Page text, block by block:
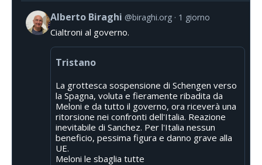
Alberto Biraghi @biraghi.org 1 giorno
Cialtroni al governo.
Tristano
La grottesca sospensione di Schengen verso
la Spagna, voluta e fieramente ribadita da
Meloni e da tutto il governo, ora riceverà una
ritorsione nei confronti dell'Italia. Reazione
inevitabile di Sanchez. Per l'Italia nessun
beneficio, pessima figura e danno grave alla
UE.
Meloni le sbaglia tutte